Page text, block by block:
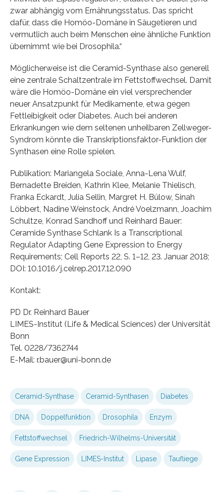
zwar abhängig vom Ernährungsstatus. Das spricht
dafür, dass die Homöo-Domäne in Säugetieren und
vermutlich auch beim Menschen eine ähnliche Funktion
übernimmt wie bei Drosophila.“
Möglicherweise ist die Ceramid-Synthase also generell
eine zentrale Schaltzentrale im Fettstoffwechsel. Damit
wäre die Homöo-Domäne ein viel versprechender
neuer Ansatzpunkt für Medikamente, etwa gegen
Fettleibigkeit oder Diabetes. Auch bei anderen
Erkrankungen wie dem seltenen unheilbaren Zellweger-
Syndrom könnte die Transkriptionsfaktor-Funktion der
Synthasen eine Rolle spielen.
Publikation: Mariangela Sociale, Anna-Lena Wulf,
Bernadette Breiden, Kathrin Klee, Melanie Thielisch,
Franka Eckardt, Julia Sellin, Margret H. Bülow, Sinah
Löbbert, Nadine Weinstock, André Voelzmann, Joachim
Schultze, Konrad Sandhoff und Reinhard Bauer:
Ceramide Synthase Schlank Is a Transcriptional
Regulator Adapting Gene Expression to Energy
Requirements; Cell Reports 22, S. 1–12, 23. Januar 2018;
DOI: 10.1016/j.celrep.2017.12.090
Kontakt:
PD Dr. Reinhard Bauer
LIMES-Institut (Life & Medical Sciences) der Universität
Bonn
Tel. 0228/7362744
E-Mail: r.bauer@uni-bonn.de
Ceramid-Synthase Ceramid-Synthasen Diabetes
DNA Doppelfunktion Drosophila Enzym
Fettstoffwechsel Friedrich-Wilhelms-Universität
Gene Expression LIMES-Institut Lipase Taufliege